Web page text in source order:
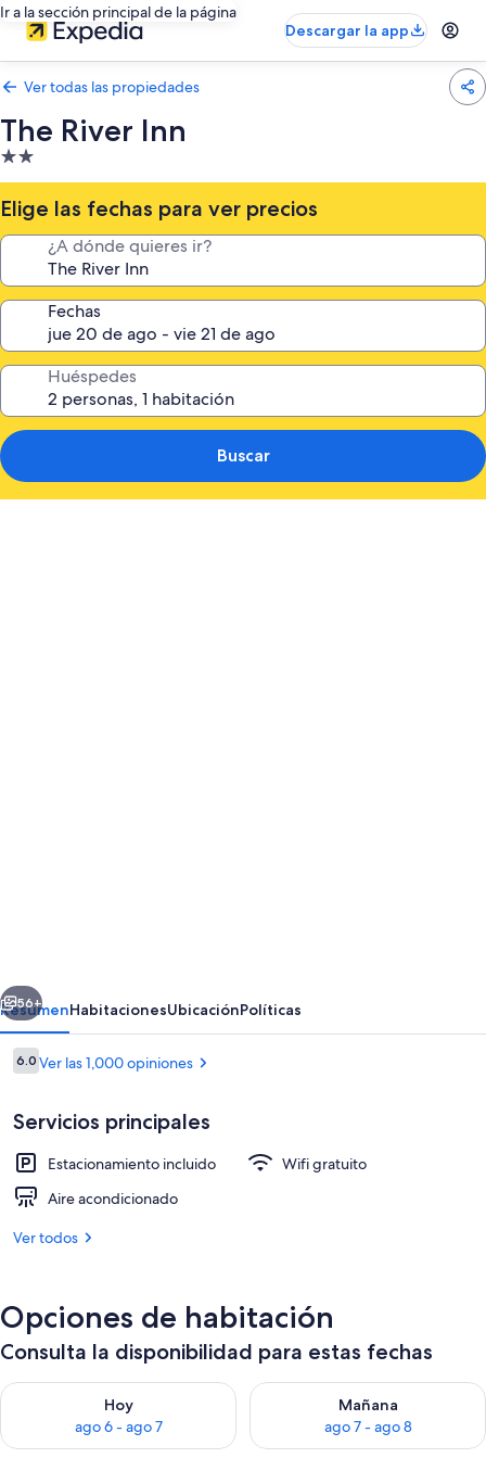
Ir a la sección principal de la página
Descargar la app
Ver todas las propiedades
The River Inn
Propiedad
de
2.0
estrellas
Elige las fechas para ver precios
¿A dónde quieres ir?
Fechas
Huéspedes
Buscar
Siguiente
56+
ResumenHabitacionesUbicaciónPolíticas
Opiniones
6.06.0 de 10,
Ver las 1,000 opiniones
Servicios principales
Estacionamiento incluido
Wifi gratuito
Aire acondicionado
Ver todos
Opciones de habitación
Consulta la disponibilidad para estas fechas
Hoy
ago 6 - ago 7
Consulta la disponibilidad para hoy ago 6 - ago 7
Mañana
ago 7 - ago 8
Consulta la disponibilidad